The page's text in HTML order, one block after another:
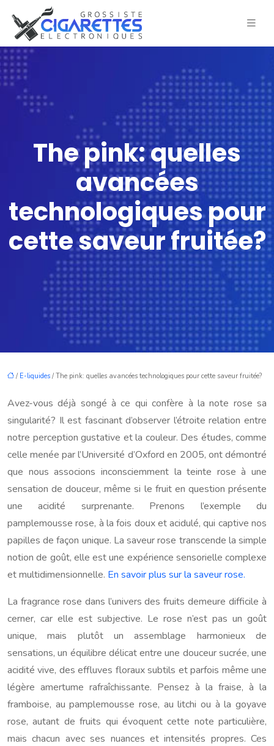
The pink: quelles
avancées
technologiques pour
cette saveur fruitée?
/ E-liquides / The pink: quelles avancées technologiques pour cette saveur fruitée?
Avez-vous déjà songé à ce qui confère à la note rose sa
singularité? Il est fascinant d’observer l’étroite relation entre
notre perception gustative et la couleur. Des études, comme
celle menée par l’Université d’Oxford en 2005, ont démontré
que nous associons inconsciemment la teinte rose à une
sensation de douceur, même si le fruit en question présente
une acidité surprenante. Prenons l’exemple du
pamplemousse rose, à la fois doux et acidulé, qui captive nos
papilles de façon unique. La saveur rose transcende la simple
notion de goût, elle est une expérience sensorielle complexe
et multidimensionnelle. En savoir plus sur la saveur rose.
La fragrance rose dans l’univers des fruits demeure difficile à
cerner, car elle est subjective. Le rose n’est pas un goût
unique, mais plutôt un assemblage harmonieux de
sensations, un équilibre délicat entre une douceur sucrée, une
acidité vive, des effluves floraux subtils et parfois même une
légère amertume rafraîchissante. Pensez à la fraise, à la
framboise, au pamplemousse rose, au litchi ou à la goyave
rose, autant de fruits qui évoquent cette note particulière,
mais chacun avec ses nuances et intensités propres. Ces